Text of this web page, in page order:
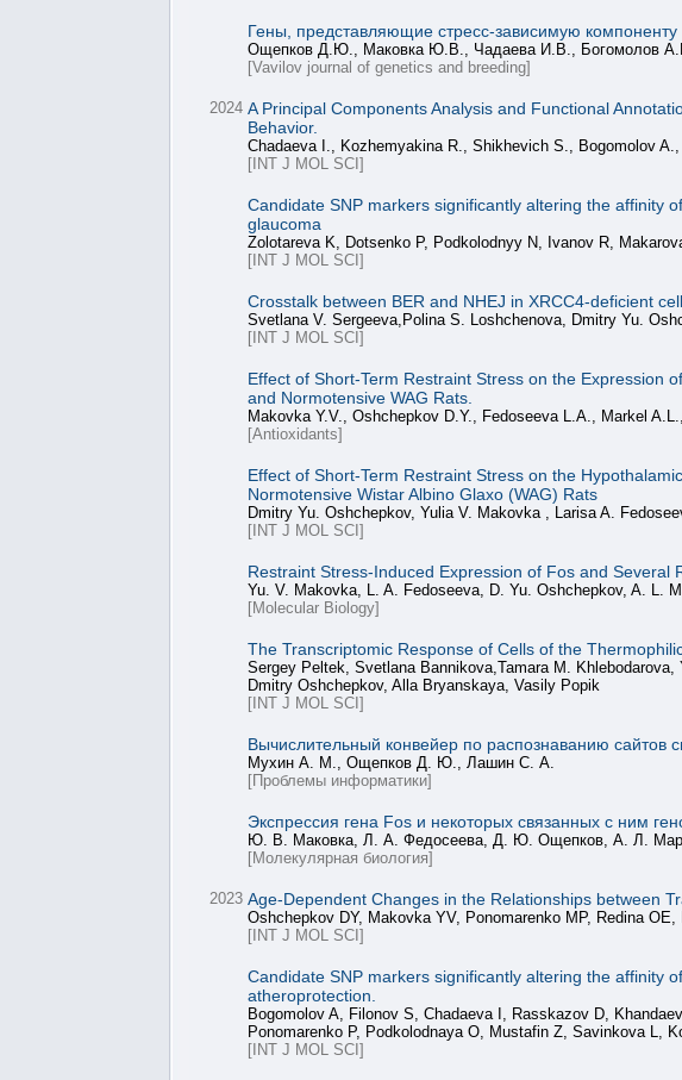
Гены, представляющие стресс-зависимую компоненту
Ощепков Д.Ю., Маковка Ю.В., Чадаева И.В., Богомолов
[Vavilov journal of genetics and breeding]
2024 A Principal Components Analysis and Functional
Behavior.
Chadaeva I., Kozhemyakina R., Shikhevich S., Bogomolov
[INT J MOL SCI]
Candidate SNP markers significantly altering the affinity
glaucoma
Zolotareva K, Dotsenko P, Podkolodnyy N, Ivanov R,
[INT J MOL SCI]
Crosstalk between BER and NHEJ in XRCC4-deficient
Svetlana V. Sergeeva,Polina S. Loshchenova, Dmitry Yu.
[INT J MOL SCI]
Effect of Short-Term Restraint Stress on the Expression
and Normotensive WAG Rats.
Makovka Y.V., Oshchepkov D.Y., Fedoseeva L.A., Markel
[Antioxidants]
Effect of Short-Term Restraint Stress on the
Normotensive Wistar Albino Glaxo (WAG) Rats
Dmitry Yu. Oshchepkov, Yulia V. Makovka , Larisa A.
[INT J MOL SCI]
Restraint Stress-Induced Expression of Fos and
Yu. V. Makovka, L. A. Fedoseeva, D. Yu. Oshchepkov, A. L.
[Molecular Biology]
The Transcriptomic Response of Cells of the
Sergey Peltek, Svetlana Bannikova,Tamara M.
Dmitry Oshchepkov, Alla Bryanskaya, Vasily Popik
[INT J MOL SCI]
Вычислительный конвейер по распознаванию сайтов
Мухин А. М., Ощепков Д. Ю., Лашин С. А.
[Проблемы информатики]
Экспрессия гена Fos и некоторых связанных с ним
Ю. В. Маковка, Л. А. Федосеева, Д. Ю. Ощепков, А. Л.
[Молекулярная биология]
2023 Age-Dependent Changes in the Relationships between
Oshchepkov DY, Makovka YV, Ponomarenko MP, Redina OE,
[INT J MOL SCI]
Candidate SNP markers significantly altering the affinity
atheroprotection.
Bogomolov A, Filonov S, Chadaeva I, Rasskazov D,
Ponomarenko P, Podkolodnaya O, Mustafin Z, Savinkova L,
[INT J MOL SCI]